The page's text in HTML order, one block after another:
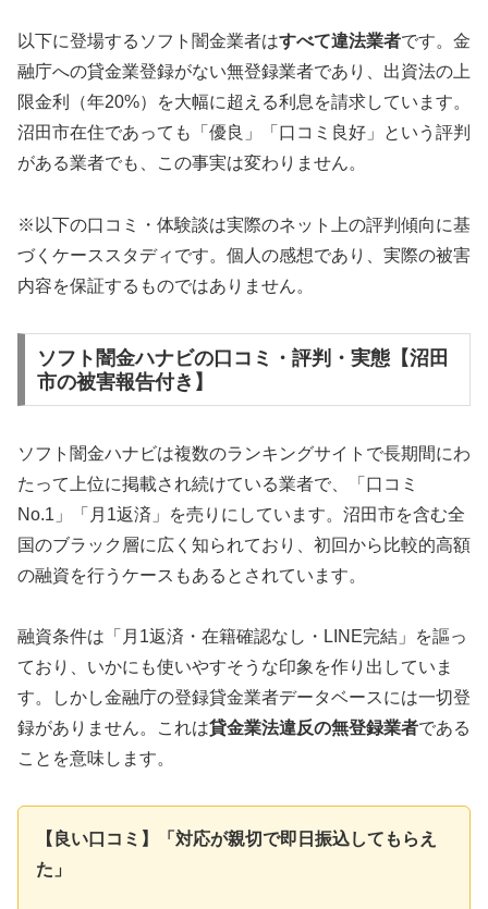
以下に登場するソフト闇金業者はすべて違法業者です。金
融庁への貸金業登録がない無登録業者であり、出資法の上
限金利（年20%）を大幅に超える利息を請求しています。
沼田市在住であっても「優良」「口コミ良好」という評判
がある業者でも、この事実は変わりません。
※以下の口コミ・体験談は実際のネット上の評判傾向に基
づくケーススタディです。個人の感想であり、実際の被害
内容を保証するものではありません。
ソフト闇金ハナビの口コミ・評判・実態【沼田
市の被害報告付き】
ソフト闇金ハナビは複数のランキングサイトで長期間にわ
たって上位に掲載され続けている業者で、「口コミ
No.1」「月1返済」を売りにしています。沼田市を含む全
国のブラック層に広く知られており、初回から比較的高額
の融資を行うケースもあるとされています。
融資条件は「月1返済・在籍確認なし・LINE完結」を謳っ
ており、いかにも使いやすそうな印象を作り出していま
す。しかし金融庁の登録貸金業者データベースには一切登
録がありません。これは貸金業法違反の無登録業者である
ことを意味します。
【良い口コミ】「対応が親切で即日振込してもらえ
た」